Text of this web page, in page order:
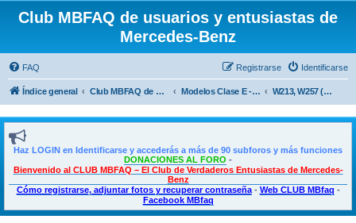
Club MBFAQ de usuarios y entusiastas de
Mercedes-Benz
FAQ Identificarse
Registrarse
Índice general Club MBFAQ de usuarios y entusiastas de Mercedes Benz Modelos Clase E - E Coupé - CLS W213, W257 (CLS), W214
Haz LOGIN en Identificarse y accederás a más de 90 subforos y más funciones
DONACIONES AL FORO -
Bienvenido al CLUB MBFAQ – El Club de Verdaderos Entusiastas de Mercedes-
Benz
Cómo registrarse, adjuntar fotos y recuperar contraseña- Web CLUB MBfaq -
Facebook MBfaq